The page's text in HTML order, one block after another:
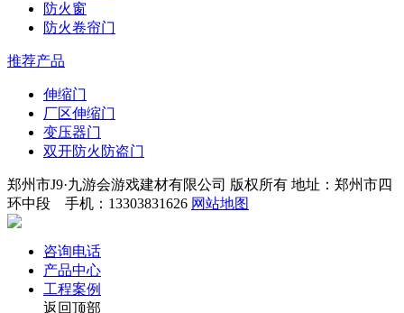
防火窗
防火卷帘门
推荐产品
伸缩门
厂区伸缩门
变压器门
双开防火防盗门
郑州市J9·九游会游戏建材有限公司 版权所有 地址：郑州市四
环中段 手机：13303831626 网站地图
咨询电话
产品中心
工程案例
返回顶部